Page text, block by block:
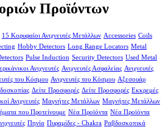
Προϊόντων
15 Κορυφαίοι Ανιχνευτές Μετάλλων Accessories Coils
Hobby Detectors Long Range Locators Metal
Pulse Induction Security Detectors Used Metal
Ανιχνευτές Ανιχνευτές Ασφαλείας Ανιχνευτές
του Κόσμου Ανιχνευτές του Κόσμου Αξεσουάρ
Δείτε Προσφορές Δείτε Προσφορές Εκκρεμές
Ανιχνευτές Μαγνήτες Μετάλλων Μαγνήτες Μετάλλων
που Προτείνουμε Νέα Προϊόντα Νέα Προϊόντα
Πηνία Πυραμίδες - Chakra Ραβδοσκοπικά